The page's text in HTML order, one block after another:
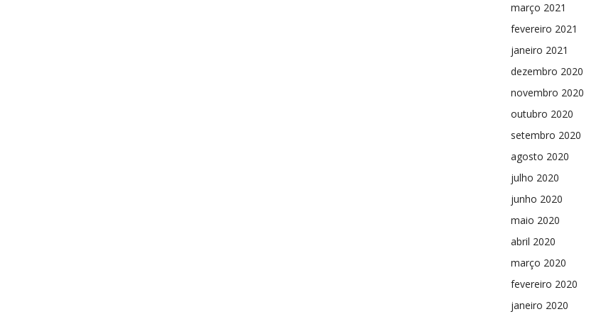
março 2021
fevereiro 2021
janeiro 2021
dezembro 2020
novembro 2020
outubro 2020
setembro 2020
agosto 2020
julho 2020
junho 2020
maio 2020
abril 2020
março 2020
fevereiro 2020
janeiro 2020